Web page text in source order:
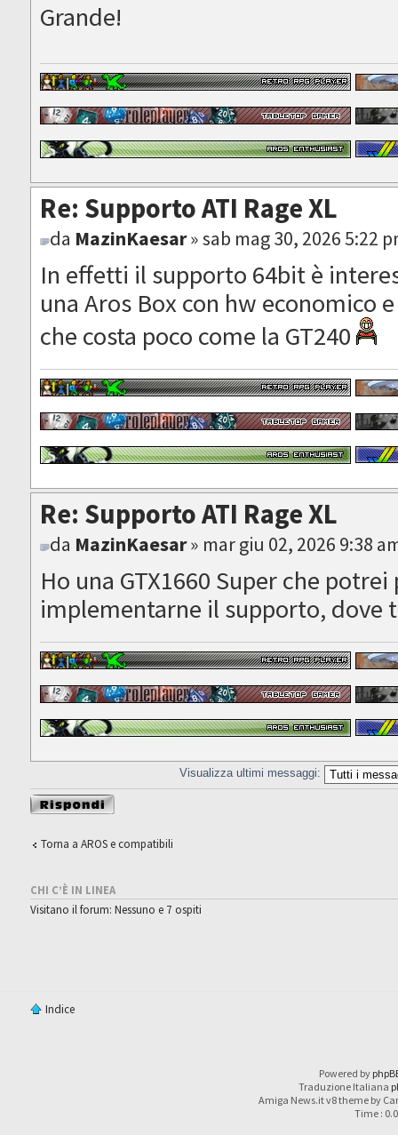
Grande!
Re: Supporto ATI Rage XL
da MazinKaesar» sab mag 30, 2026 5:22
In effetti il supporto 64bit è
una Aros Box con hw economico
che costa poco come la GT240
Re: Supporto ATI Rage XL
da MazinKaesar» mar giu 02, 2026 9:38
Ho una GTX1660 Super che
implementarne il supporto, dove
Visualizza ultimi messaggi:
Rispondi al
messaggio
Torna a AROS e compatibili
CHI C’È IN LINEA
Visitano il forum: Nessuno e 7 ospiti
Indice
Powered by
Traduzione Italiana
Amiga News.it v8 theme by
Time :